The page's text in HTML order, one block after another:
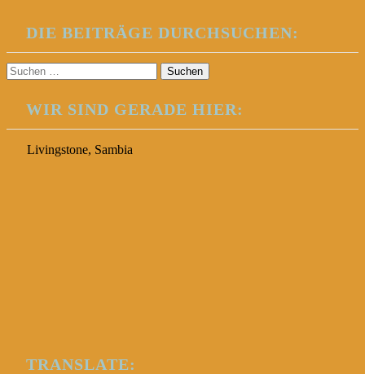
DIE BEITRÄGE DURCHSUCHEN:
Suchen
nach:
WIR SIND GERADE HIER:
Livingstone, Sambia
TRANSLATE: